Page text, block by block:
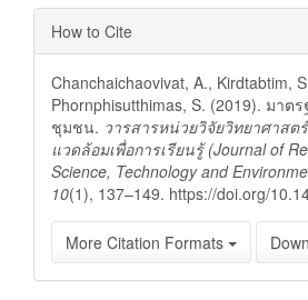
Article
Details
How to Cite
Chanchaichaovivat, A., Kirdtabtim,
Phornphisutthimas, S. (2019). มา
ชุมชน. วารสารหน่วยวิจัยวิทยาศาสต
แวดล้อมเพื่อการเรียนรู้ (Journal of
Science, Technology and
10(1), 137–149. https://doi.org/
More Citation Formats